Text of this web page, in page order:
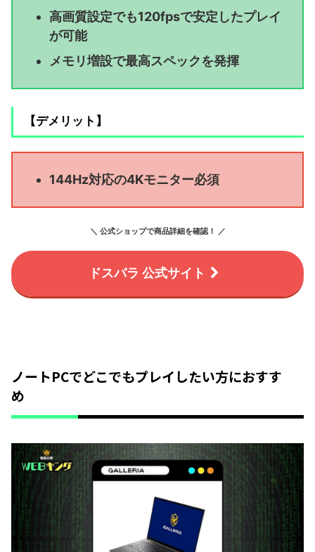
高画質設定でも120fpsで安定したプレイ
が可能
メモリ増設で最高スペックを発揮
【デメリット】
144Hz対応の4Kモニター必須
＼ 公式ショップで商品詳細を確認！ ／
ドスパラ 公式サイト
ノートPCでどこでもプレイしたい方におすす
め